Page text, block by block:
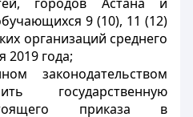
9 (10), 11 (12)
организаций среднего
2019 года;
законодательством
государственную
приказа в